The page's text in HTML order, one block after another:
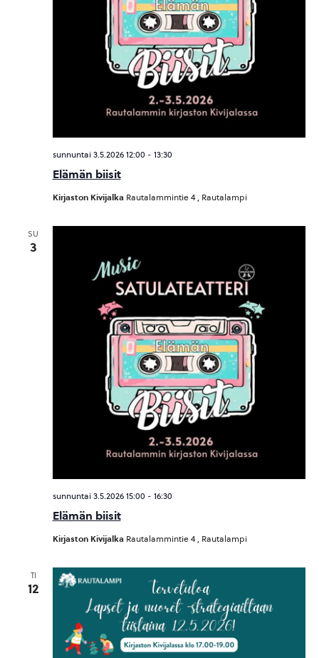
Elämän biisit
sunnuntai 3.5.2026 12:00 - 13:30
Kirjaston Kivijalka Rautalammintie 4 , Rautalampi
SU
3
Elämän biisit
sunnuntai 3.5.2026 15:00 - 16:30
Kirjaston Kivijalka Rautalammintie 4 , Rautalampi
TI
12